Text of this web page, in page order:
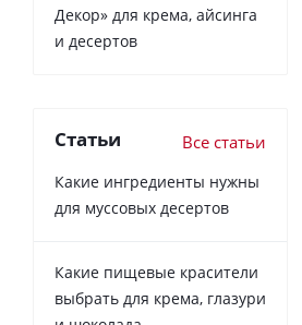
Декор» для крема, айсинга
и десертов
Статьи Все статьи
Какие ингредиенты нужны
для муссовых десертов
Какие пищевые красители
выбрать для крема, глазури